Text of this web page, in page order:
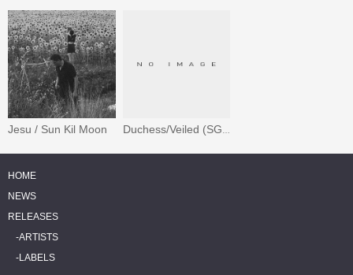
Jesu / Sun Kil Moon
HOME
NEWS
RELEASES
ARTISTS
LABELS